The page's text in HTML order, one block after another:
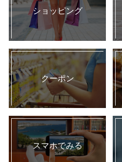
ショッピング
クーポン
スマホでみる